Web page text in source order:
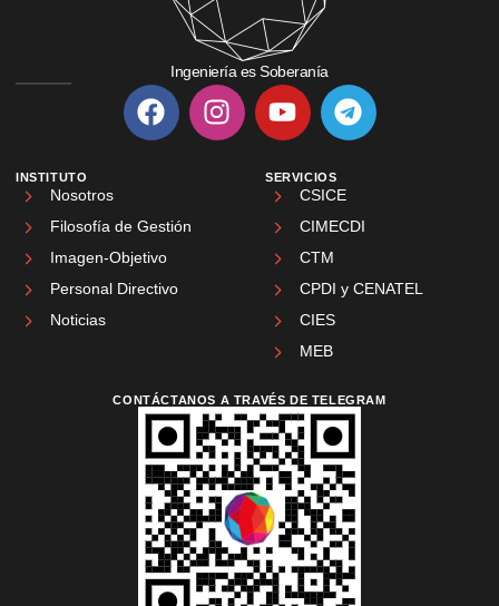
Ingeniería es Soberanía
INSTITUTO
Nosotros
Filosofía de Gestión
Imagen-Objetivo
Personal Directivo
Noticias
SERVICIOS
CSICE
CIMECDI
CTM
CPDI y CENATEL
CIES
MEB
CONTÁCTANOS A TRAVÉS DE TELEGRAM